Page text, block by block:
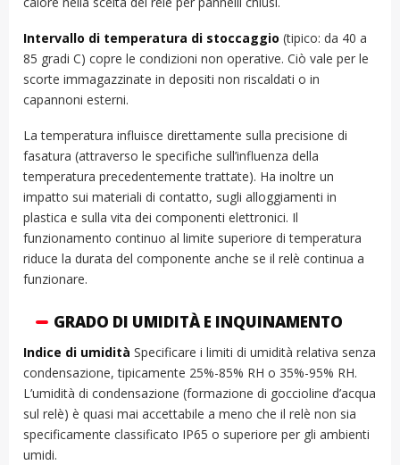
Intervallo di temperatura di stoccaggio (tipico: da 40 a
85 gradi C) copre le condizioni non operative. Ciò vale per le
scorte immagazzinate in depositi non riscaldati o in
capannoni esterni.
La temperatura influisce direttamente sulla precisione di
fasatura (attraverso le specifiche sull’influenza della
temperatura precedentemente trattate). Ha inoltre un
impatto sui materiali di contatto, sugli alloggiamenti in
plastica e sulla vita dei componenti elettronici. Il
funzionamento continuo al limite superiore di temperatura
riduce la durata del componente anche se il relè continua a
funzionare.
GRADO DI UMIDITÀ E INQUINAMENTO
Indice di umidità Specificare i limiti di umidità relativa senza
condensazione, tipicamente 25%-85% RH o 35%-95% RH.
L’umidità di condensazione (formazione di goccioline d’acqua
sul relè) è quasi mai accettabile a meno che il relè non sia
specificamente classificato IP65 o superiore per gli ambienti
umidi.